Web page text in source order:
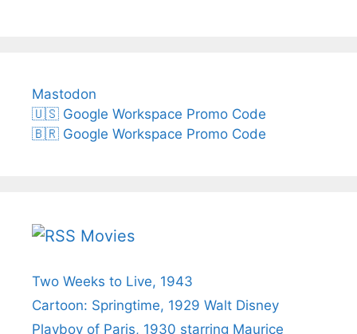
Mastodon
🇺🇸 Google Workspace Promo Code
🇧🇷 Google Workspace Promo Code
Movies
Two Weeks to Live, 1943
Cartoon: Springtime, 1929 Walt Disney
Playboy of Paris, 1930 starring Maurice